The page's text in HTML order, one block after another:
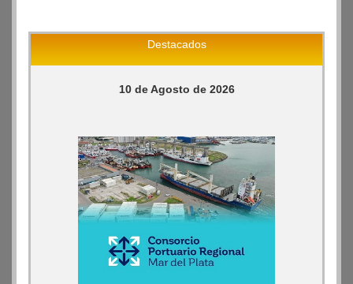
Destacados
10 de Agosto de 2026